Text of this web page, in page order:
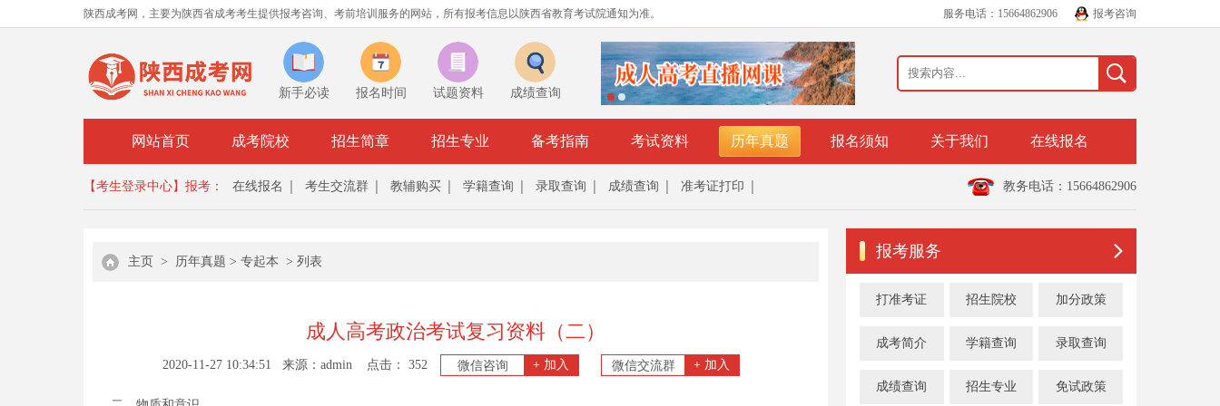
陕西成考网，主要为陕西省成考考生提供报考咨询、考前培训服务的网站，所有报考信息以陕西省教育考试院通知为准。 服务电话：15664862906 报考咨询
新手必读 报名时间 试题资料 成绩查询
网站首页 成考院校 招生简章 招生专业 备考指南 考试资料 历年真题 报名须知 关于我们 在线报名
【考生登录中心】 报考： 在线报名 考生交流群 教辅购买 学籍查询 录取查询 成绩查询 准考证打印 教务电话：15664862906
主页 > 历年真题 > 专起本 > 列表
成人高考政治考试复习资料（二）
2020-11-27 10:34:51 来源：admin 点击： 352 微信咨询 + 加入 微信交流群 + 加入
报考服务
打准考证 招生院校 加分政策
成考简介 学籍查询 录取查询
成绩查询 招生专业 免试政策